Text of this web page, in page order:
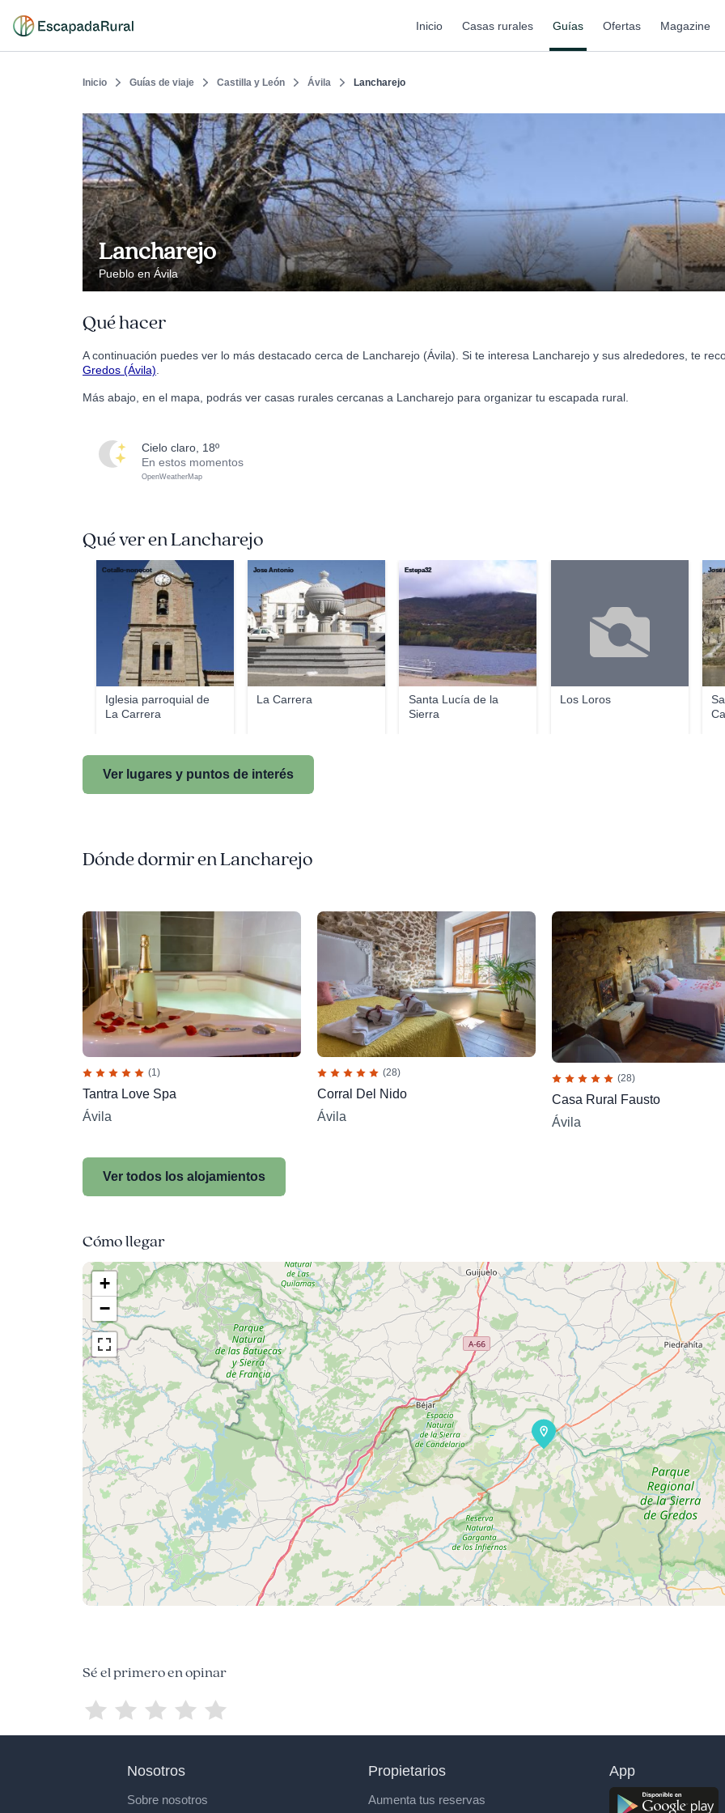
Inicio Casas rurales Guías Ofertas Magazine
Inicio Guías de viaje Castilla y León Ávila Lancharejo
Lancharejo
Pueblo en Ávila
Qué hacer
A continuación puedes ver lo más destacado cerca de Lancharejo (Ávila). Si te interesa Lancharejo y sus alrededores, te
Gredos (Ávila)
Más abajo, en el mapa, podrás ver casas rurales cercanas a Lancharejo para organizar tu escapada rural.
cielo claro, 18º
En estos momentos
OpenWeatherMap
Qué ver en Lancharejo
Iglesia parroquial de
La Carrera
Cotallo-nonocot
La Carrera
Jose Antonio
Santa Lucía de la
Sierra
Estepa32
Los Loros
Jose
Ver lugares y puntos de interés
Dónde dormir en Lancharejo
(1)
Tantra Love Spa
Ávila
(28)
Corral Del Nido
Ávila
(28)
Casa Rural Fausto
Ávila
Ver todos los alojamientos
Cómo llegar
+
−
Sé el primero en opinar
Nosotros
Sobre nosotros
Propietarios
Aumenta tus reservas
App